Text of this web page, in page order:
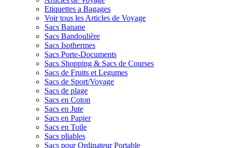
Etiquettes a Bagages
Voir tous les Articles de Voyage
Sacs Banane
Sacs Bandoulière
Sacs Isothermes
Sacs Porte-Documents
Sacs Shopping & Sacs de Courses
Sacs de Fruits et Legumes
Sacs de Sport/Voyage
Sacs de plage
Sacs en Coton
Sacs en Jute
Sacs en Papier
Sacs en Toile
Sacs pliables
Sacs pour Ordinateur Portable